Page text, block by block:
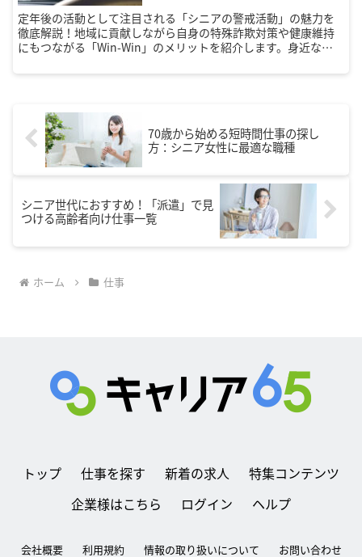
定年後の活動として注目される「シニアの警戒活動」の魅力を
徹底解説！地域に貢献しながら自身の特殊詐欺対策や健康維持
にもつながる「Win-Win」のメリットを紹介します。身近なボ
事の選択肢まで、充実したセカンドライフのヒントが満載で
70歳から始める短時間仕事の探し
方：シニア女性に最適な職種
シニア世代におすすめ！「派遣」で見
つける高齢者向け仕事一覧
ホーム 仕事
トップ 仕事を探す 新着の求人
特集コンテンツ
企業様はこちら
ログイン ヘルプ
会社概要 利用規約 情報の取り扱いについて お問い合わせ